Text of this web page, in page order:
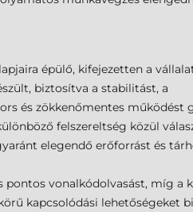
épülő, kifejezetten a
biztosítva a stabilitást, a
és zökkenőmentes működést
felszereltség közül
elegendő erőforrást és
vonalkódolvasást, míg a
kapcsolódási lehetőségeket